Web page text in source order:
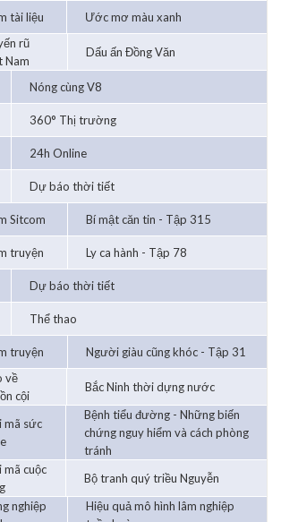
tài liệu Ước mơ màu xanh
rũ
Nam
Dấu ấn Đồng Văn
Nóng cùng V8
360° Thị trường
24h Online
Dự báo thời tiết
Sitcom Bí mật căn tin - Tập 315
truyện Ly ca hành - Tập 78
Dự báo thời tiết
Thể thao
truyện Người giàu cũng khóc - Tập 31
về
cội
Bắc Ninh thời dựng nước
mã sức
Bệnh tiểu đường - Những biến
chứng nguy hiểm và cách phòng
tránh
mã cuộc
Bộ tranh quý triều Nguyễn
nghiệp
Hiệu quả mô hình lâm nghiệp